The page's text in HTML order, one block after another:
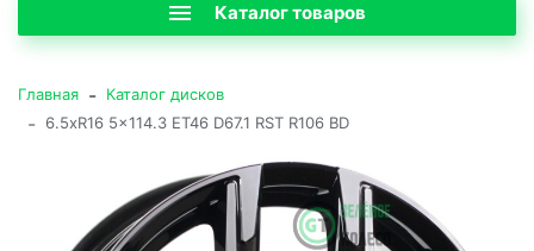
Каталог товаров
Главная - Каталог дисков
- 6.5xR16 5x114.3 ET46 D67.1 RST R106 BD